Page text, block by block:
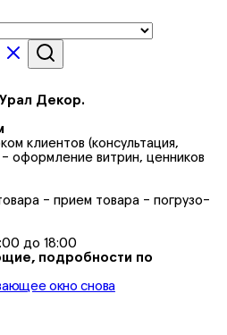
Декор.
клиентов (консультация,
оформление витрин, ценников
- прием товара - погрузо-
до 18:00
подробности по
окно снова